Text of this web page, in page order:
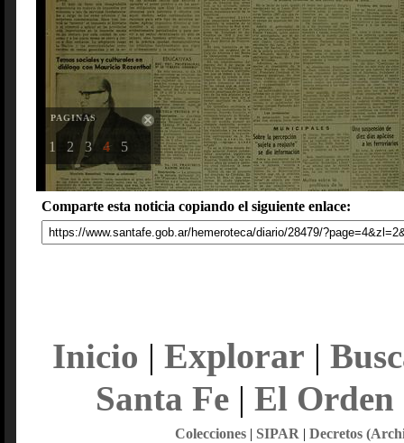
PAGINAS
1 2 3 4 5
Comparte esta noticia copiando el siguiente enlace:
Inicio | Explorar |
Santa Fe| El Orden
Colecciones| SIPAR | Decretos